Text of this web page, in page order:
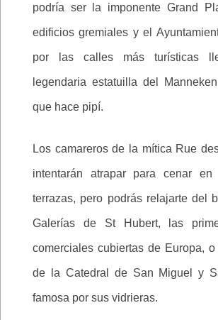
podría ser la imponente Grand
edificios gremiales y el
por las calles más turísticas
legendaria estatuilla del
que hace pipí.
Los camareros de la mítica Rue
intentarán atrapar para cenar
terrazas, pero podrás relajarte del
Galerías de St Hubert, las
comerciales cubiertas de Europa,
de la Catedral de San Miguel y
famosa por sus vidrieras.